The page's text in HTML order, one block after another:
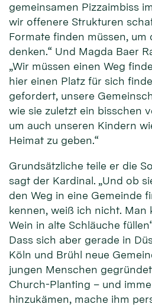
gemeinsamen Pizzaimbiss
wir offenere Strukturen
Formate finden müssen, um
denken.“ Und Magda Baer
„Wir müssen einen Weg
hier einen Platz für sich
gefordert, unsere
wie sie zuletzt ein bisschen
um auch unseren Kindern
Heimat zu geben.“
Grundsätzliche teile er die
sagt der Kardinal. „Und ob
den Weg in eine Gemeinde
kennen, weiß ich nicht. Man
Wein in alte Schläuche
Dass sich aber gerade in
Köln und Brühl neue
jungen Menschen
Church-Planting – und
hinzukämen, mache ihm